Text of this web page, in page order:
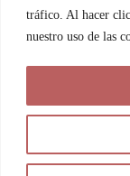
tráfico. Al hacer
nuestro uso de las
©
María